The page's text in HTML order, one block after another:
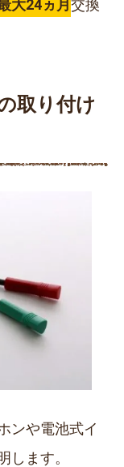
大24ヵ月 交換
取り付け
ンや電池式イ
します。